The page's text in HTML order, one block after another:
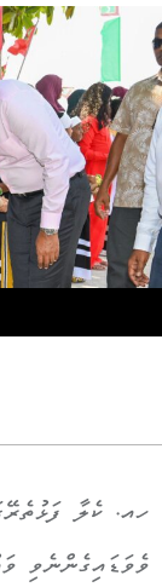
ހއ. ކެލާ
ވެވަޑައިގެންނެވި